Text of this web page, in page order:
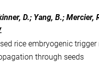
D.; Yang, B.; Mercier,
rice embryogenic trigger
through seeds